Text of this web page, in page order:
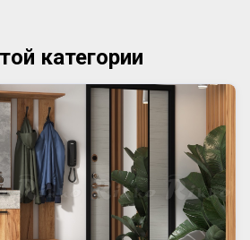
категории